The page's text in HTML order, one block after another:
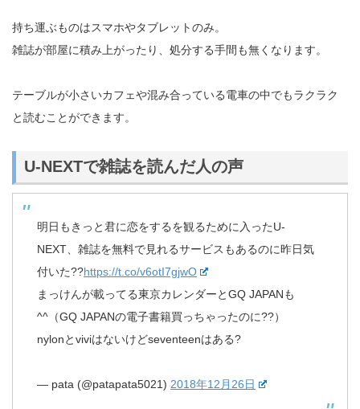
持ち運ぶものはスマホやタブレットのみ。
雑誌が部屋に積み上がったり、処分する手間も無くなります。
テーブルが小さいカフェや混み合っている電車の中でもラクラク
と読むことができます。
U-NEXTで雑誌を読んだ人の声
明日もきっと君に恋をするを観るために入ったU-
NEXT、雑誌を無料で見れるサービスもあるのに昨日気
付いた??https://t.co/v6otI7gjwO
まっけんが載ってる東京カレンダーとGQ JAPANも
^^（GQ JAPANの電子書籍買っちゃったのに??）
nylonとviviはないけどseventeenはある?
— pata (@patapata5021) 2018年12月26日